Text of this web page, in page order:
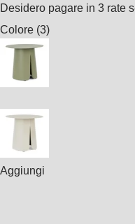
Desidero pagare in 3 rate
Colore (3)
Aggiungi